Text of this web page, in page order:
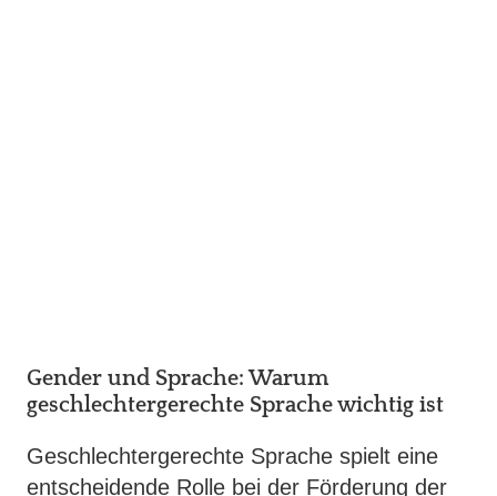
Gender und Sprache: Warum
geschlechtergerechte Sprache wichtig ist
Geschlechtergerechte Sprache spielt eine
entscheidende Rolle bei der Förderung der